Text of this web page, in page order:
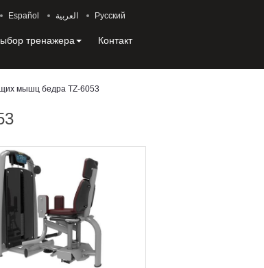
Español العربية Русский
тренажера Контакт
мышц бедра TZ-6053